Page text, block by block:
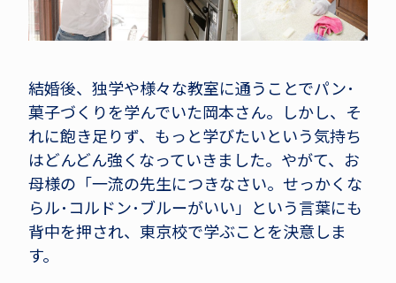
結婚後、独学や様々な教室に通うことでパン･
菓子づくりを学んでいた岡本さん。しかし、そ
れに飽き足りず、もっと学びたいという気持ち
はどんどん強くなっていきました。やがて、お
母様の「一流の先生につきなさい。せっかくな
らル･コルドン･ブルーがいい」という言葉にも
背中を押され、東京校で学ぶことを決意しま
す。